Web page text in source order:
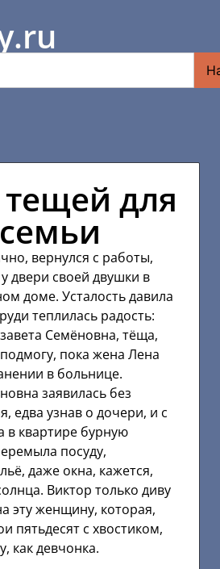
тещей для
вернулся с работы,
двери своей двушки в
доме. Усталость давила
теплилась радость:
Семёновна, тёща,
пока жена Лена
в больнице.
заявилась без
едва узнав о дочери, и с
в квартире бурную
посуду,
даже окна, кажется,
Виктор только диву
эту женщину, которая,
пятьдесят с хвостиком,
как девчонка.